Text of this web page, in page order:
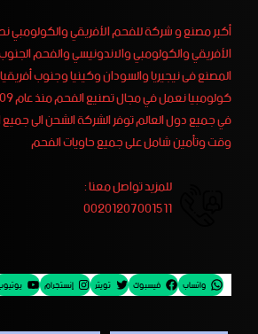
أكبر مصنع و شركة للفحم الأفريقي والكولومبي
الأفريقي والكولومبي والاندونيسي والفحم
المصنع فى نيجيريا والسودان وكينيا وجنوب
في جميع دول العالم توفر الشركة الشحن الى جميع
وقت وتأمين شامل على جميع حاويات الفحم
للمزيد تواصل معنا :
00201207001511
واتساب فيسبوك تويتر إنستجرام